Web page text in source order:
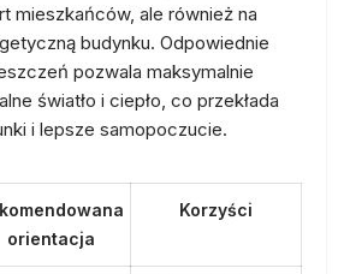
mieszkańców, ale również na
budynku. Odpowiednie
pozwala maksymalnie
światło i ciepło, co przekłada
i lepsze samopoczucie.
orientacja
Korzyści